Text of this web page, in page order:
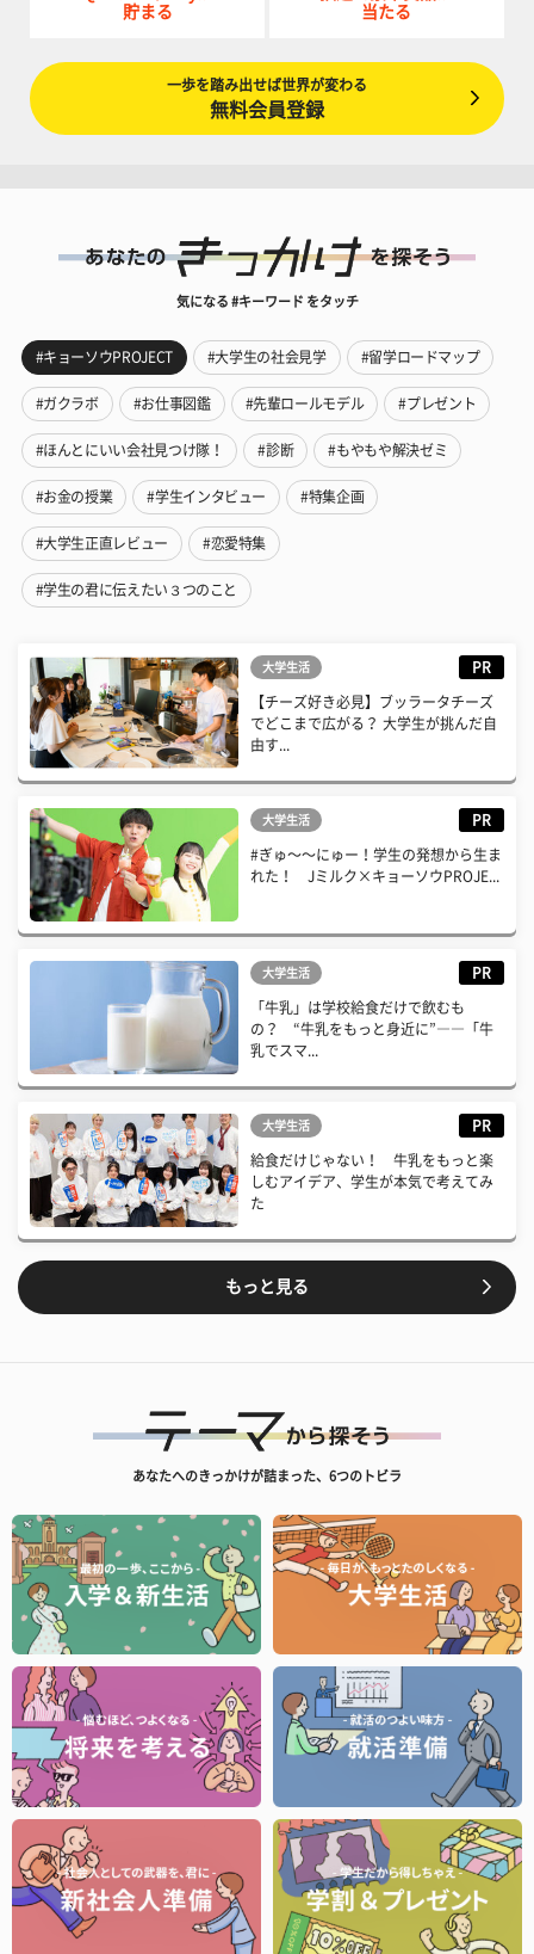
貯まる
当たる
一歩を踏み出せば世界が変わる
無料会員登録
気になる #キーワード をタッチ
#キョーソウPROJECT #大学生の社会見学 #留学ロードマップ
#ガクラボ #お仕事図鑑 #先輩ロールモデル #プレゼント
#ほんとにいい会社見つけ隊！ #診断 #もやもや解決ゼミ
#お金の授業 #学生インタビュー #特集企画
#大学生正直レビュー #恋愛特集
#学生の君に伝えたい３つのこと
大学生活 PR
【チーズ好き必見】ブッラータチーズ
でどこまで広がる？ 大学生が挑んだ自
由す...
大学生活 PR
#ぎゅ〜〜にゅー！学生の発想から生ま
れた！ Jミルク×キョーソウPROJE...
大学生活 PR
「牛乳」は学校給食だけで飲むも
の？ “牛乳をもっと身近に”――「牛
乳でスマ...
大学生活 PR
給食だけじゃない！ 牛乳をもっと楽
しむアイデア、学生が本気で考えてみ
た
もっと見る
あなたへのきっかけが詰まった、6つのトビラ